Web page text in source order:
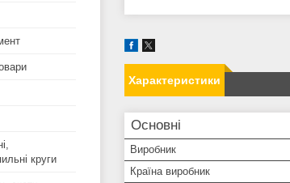
Характеристики
Основні
Виробник
Країна виробник
круги